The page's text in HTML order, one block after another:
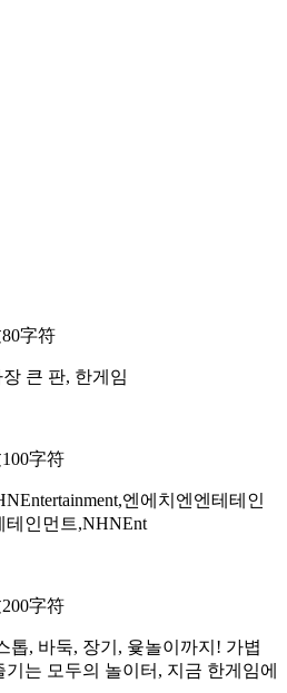
字符
큰 판, 한게임
字符
엔에치엔엔테테인
테인먼트,NHNEnt
字符
톱, 바둑, 장기, 윷놀이까지! 가볍
는 모두의 놀이터, 지금 한게임에